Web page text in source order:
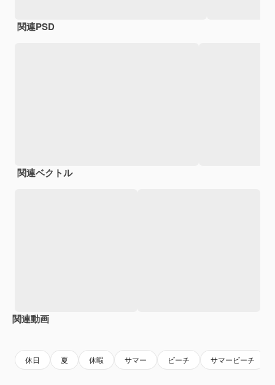
関連PSD
関連ベクトル
関連動画
休日 夏 休暇 サマー ビーチ サマービーチ